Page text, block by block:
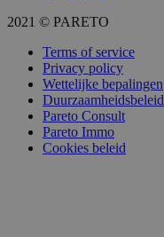
2021 © PARETO
Terms of service
Privacy policy
Wettelijke bepalingen
Duurzaamheidsbeleid
Pareto Consult
Pareto Immo
Cookies beleid